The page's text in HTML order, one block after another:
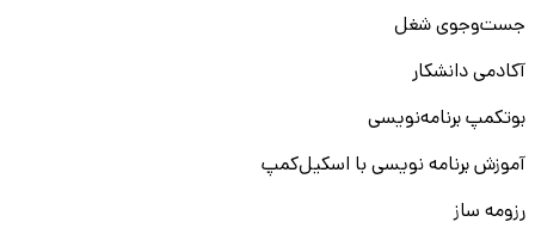
جست‌و‌جوی شغل
آکادمی دانشکار
بوتکمپ برنامه‌نویسی
آموزش برنامه نویسی با اسکیل‌کمپ
رزومه ساز